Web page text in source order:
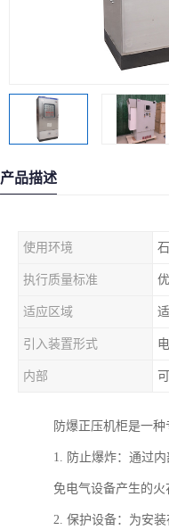
产品描述
使用环境
执行质量标准
适应区域
引入装置形式
内部
防爆正压机柜是一
1. 防止爆炸：通过
免电气设备产生的火
2. 保护设备：为安